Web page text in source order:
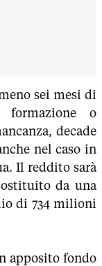
sei mesi di
o
decade
nel caso in
Il reddito sarà
da una
di 734 milioni
apposito fondo